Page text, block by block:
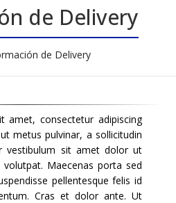
de Delivery
de Delivery
amet, consectetur adipiscing
metus pulvinar, a sollicitudin
vestibulum sit amet dolor ut
volutpat. Maecenas porta sed
pellentesque felis id
Cras et dolor ante. Ut